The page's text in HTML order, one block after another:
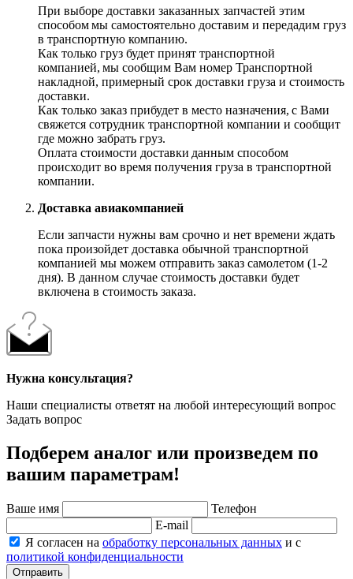
При выборе доставки заказанных запчастей этим
способом мы самостоятельно доставим и передадим груз
в транспортную компанию.
Как только груз будет принят транспортной
компанией, мы сообщим Вам номер Транспортной
накладной, примерный срок доставки груза и стоимость
доставки.
Как только заказ прибудет в место назначения, с Вами
свяжется сотрудник транспортной компании и сообщит
где можно забрать груз.
Оплата стоимости доставки данным способом
происходит во время получения груза в транспортной
компании.
Доставка авиакомпанией
Если запчасти нужны вам срочно и нет времени ждать
пока произойдет доставка обычной транспортной
компанией мы можем отправить заказ самолетом (1-2
дня). В данном случае стоимость доставки будет
включена в стоимость заказа.
Нужна консультация?
Наши специалисты ответят на любой интересующий вопрос
Задать вопрос
Подберем аналог или произведем по
вашим параметрам!
Ваше имя
Телефон
E-mail
Я согласен на обработку персональных данных и с
политикой конфиденциальности
Отправить